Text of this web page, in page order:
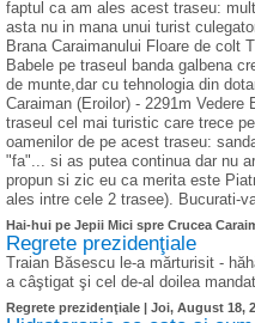
faptul ca am ales acest traseu:
asta nu in mana unui turist
Brana Caraimanului Floare de colt
Babele pe traseul banda galbena
de munte,dar cu tehnologia din
Caraiman (Eroilor) - 2291m
traseul cel mai turistic care trece
oamenilor de pe acest traseu:
"fa"... si as putea continua dar nu
propun si zic eu ca merita este
ales intre cele 2 trasee). Bucurati-
Hai-hui pe Jepii Mici spre Crucea
Regrete prezidenţiale
Traian Băsescu le-a mărturisit -
a câştigat şi cel de-al doilea
Regrete prezidenţiale | Joi, August 18,